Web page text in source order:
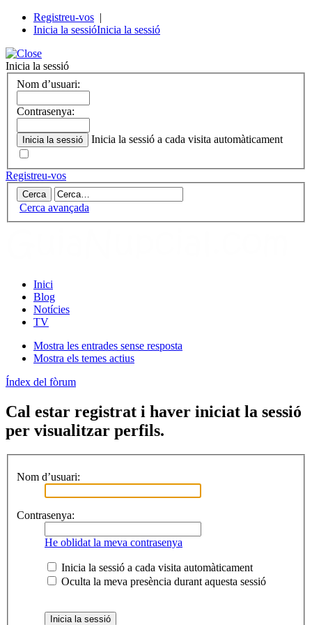
Registreu-vos |
Inicia la sessióInicia la sessió
Inicia la sessió
Nom d’usuari:
Contrasenya:
Inicia la sessió a cada visita automàticament
Registreu-vos
Cerca avançada
Inici
Blog
Notícies
TV
Mostra les entrades sense resposta
Mostra els temes actius
Índex del fòrum
Cal estar registrat i haver iniciat la sessió
per visualitzar perfils.
Nom d’usuari:
Contrasenya:
He oblidat la meva contrasenya
Inicia la sessió a cada visita automàticament
Oculta la meva presència durant aquesta sessió